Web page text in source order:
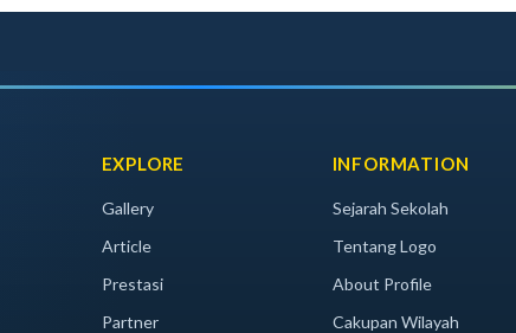
EXPLORE
Gallery
Article
Prestasi
Partner
INFORMATION
Sejarah Sekolah
Tentang Logo
About Profile
Cakupan Wilayah